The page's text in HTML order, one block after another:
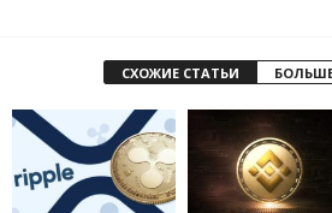
СХОЖИЕ СТАТЬИ